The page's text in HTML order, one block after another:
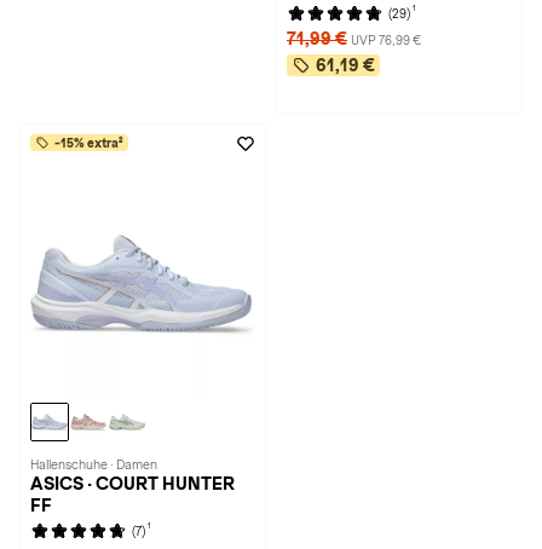
(29) 1
71,99 € UVP 76,99 €
61,19 €
-15% extra²
Hallenschuhe · Damen
ASICS · COURT HUNTER
FF
(7) 1